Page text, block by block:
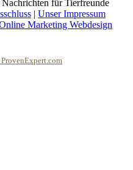
für Tierfreunde
| Unser Impressum
Marketing Webdesign